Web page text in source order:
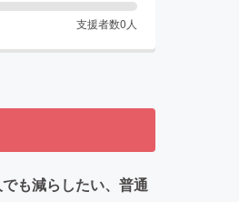
支援者数0 人
も減らしたい、普通